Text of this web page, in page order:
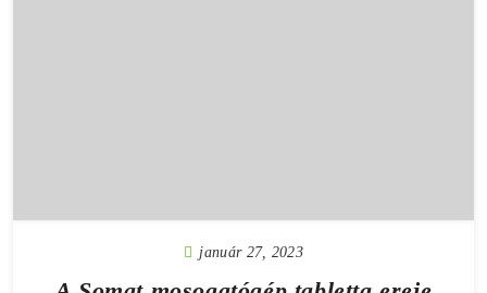
január 27, 2023